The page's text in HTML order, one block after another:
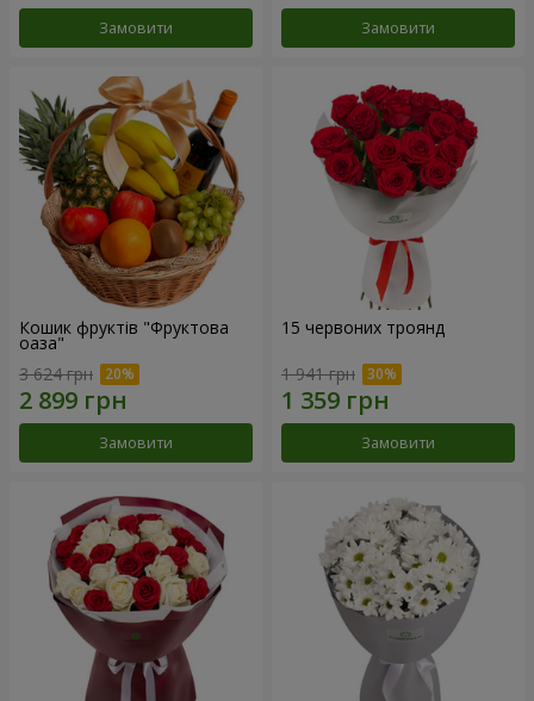
Замовити Замовити
Кошик фруктів "Фруктова
оаза"
3 624 грн
Замовити
15 червоних троянд
1 941 грн
Замовити